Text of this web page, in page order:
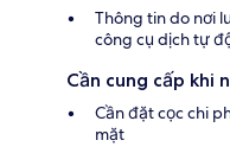
Thông tin do nơi
công cụ dịch tự
Cần cung cấp khi
Cần đặt cọc chi
mặt